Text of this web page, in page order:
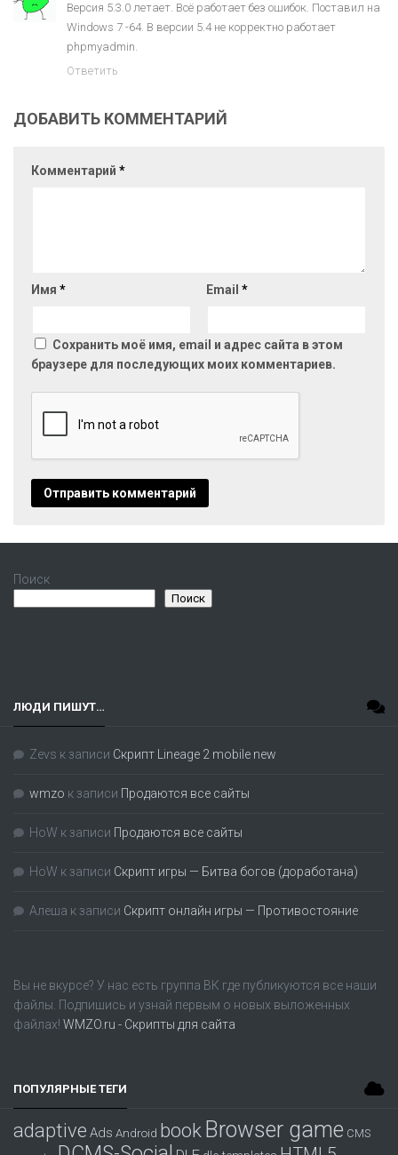
Версия 5.3.0 летает. Всё работает без ошибок. Поставил на
Windows 7 -64. В версии 5.4 не корректно работает
phpmyadmin.
Ответить
ДОБАВИТЬ КОММЕНТАРИЙ
Комментарий *
Имя * Email *
Сохранить моё имя, email и адрес сайта в этом
браузере для последующих моих комментариев.
Поиск
Поиск
ЛЮДИ ПИШУТ…
Zevs к записи Скрипт Lineage 2 mobile new
wmzo к записи Продаются все сайты
HoW к записи Продаются все сайты
HoW к записи Скрипт игры — Битва богов (доработана)
Алеша к записи Скрипт онлайн игры — Противостояние
Вы не вкурсе? У нас есть группа ВК где публикуются все наши
файлы. Подпишись и узнай первым о новых выложенных
файлах! WMZO.ru - Скрипты для сайта
ПОПУЛЯРНЫЕ ТЕГИ
adaptive Ads Android book Browser game CMS